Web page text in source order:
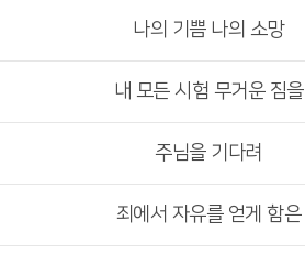
나의 기쁨 나의 소망
내 모든 시험 무거운 짐을
주님을 기다려
죄에서 자유를 얻게 함은